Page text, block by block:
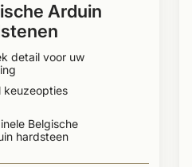
Arduin
18cm
4
detail voor uw
keuzeopties
Belgische
hardsteen